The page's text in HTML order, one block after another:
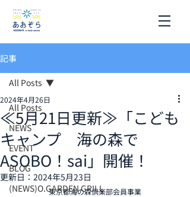
記事
All Posts
NEWS
EVENT
BLOG
(NEWS)O.GARDEN GRILL
All Posts
≪5月21日更新≫「こども
キャンプ 海の森で
ASOBO！sai」開催！
2024年4月26日
更新日： 2024年5月23日
東京都海の森倶楽部会員事業